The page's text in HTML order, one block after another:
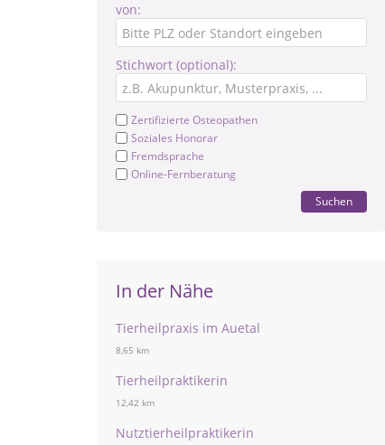
von:
Stichwort (optional):
Zertifizierte Osteopathen
Soziales Honorar
Fremdsprache
Online-Fernberatung
Suchen
In der Nähe
Tierheilpraxis im Auetal
8,65 km
Tierheilpraktikerin
12,42 km
Nutztierheilpraktikerin